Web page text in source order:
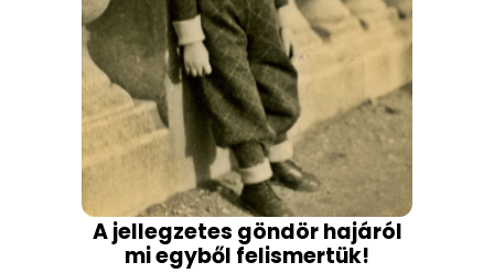
A jellegzetes göndör hajáról
mi egyből felismertük!